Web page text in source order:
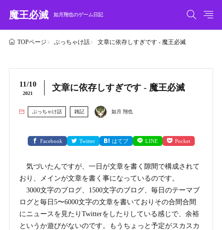
魔王必滅 如月翔也のゲーム日記
TOPページ ぶっちゃけ話 文章に依存しすぎです - 魔王必滅
11/10
2021
文章に依存しすぎです - 魔王必滅
ぶっちゃけ話 雑記 如月 翔也
Facebook Twitter はてブ LINE Pocket
気づいたんですが、一日が文章を書く隙間で構成されて
おり、メインが文章を書く事になっているのです。
3000文字のブログ、1500文字のブログ、毎日のテーマブ
ログと毎日5〜6000文字の文章を書いておりその合間合間
にニュースを見たりTwitterをしたりしている感じで、余裕
というか遊びがないのです。もうちょっと予定がスカスカ